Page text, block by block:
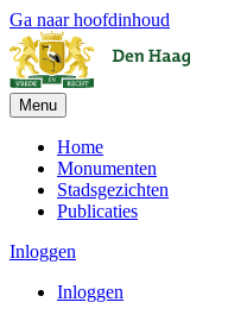
Ga naar hoofdinhoud
Menu
Home
Monumenten
Stadsgezichten
Publicaties
Inloggen
Inloggen